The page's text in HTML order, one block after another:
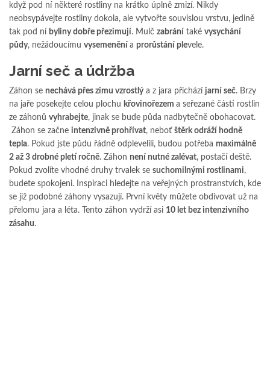
když pod ní některé rostliny na krátko úplně zmizí. Nikdy
neobsypávejte rostliny dokola, ale vytvořte souvislou vrstvu, jedině
tak pod ní byliny dobře přezimují. Mulč zabrání také vysychání
půdy, nežádoucímu vysemenění a prorůstání plevele.
Jarní seč a údržba
Záhon se nechává přes zimu vzrostlýa z jara přichází jarní seč. Brzy
na jaře posekejte celou plochu křovinořezem a seřezané části rostlin
ze záhonů vyhrabejte, jinak se bude půda nadbytečně obohacovat.
Záhon se začne intenzivně prohřívat, neboť štěrk odráží hodně
tepla. Pokud jste půdu řádně odplevelili, budou potřeba maximálně
2 až 3 drobné pletí ročně. Záhon není nutné zalévat, postačí deště.
Pokud zvolíte vhodné druhy trvalek se suchomilnými rostlinami,
budete spokojeni. Inspiraci hledejte na veřejných prostranstvích, kde
se již podobné záhony vysazují. První květy můžete obdivovat už na
přelomu jara a léta. Tento záhon vydrží asi 10 let bez intenzivního
zásahu.